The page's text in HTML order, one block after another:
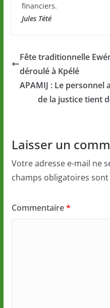
financiers.
Jules Tété
Fête traditionnelle
déroulé à Kpélé
APAMIJ : Le
de la justice tient
Laisser un
Votre adresse e-mail ne
champs obligatoires
Commentaire*